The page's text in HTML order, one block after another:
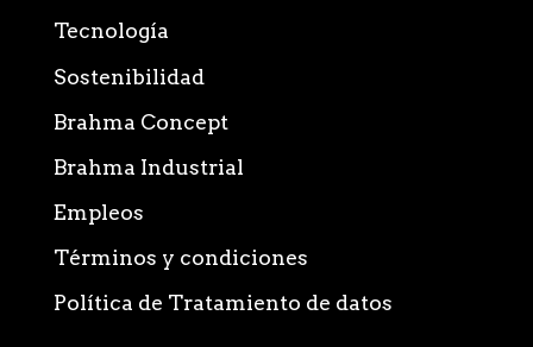
Tecnología
Sostenibilidad
Brahma Concept
Brahma Industrial
Empleos
Términos y condiciones
Política de Tratamiento de datos